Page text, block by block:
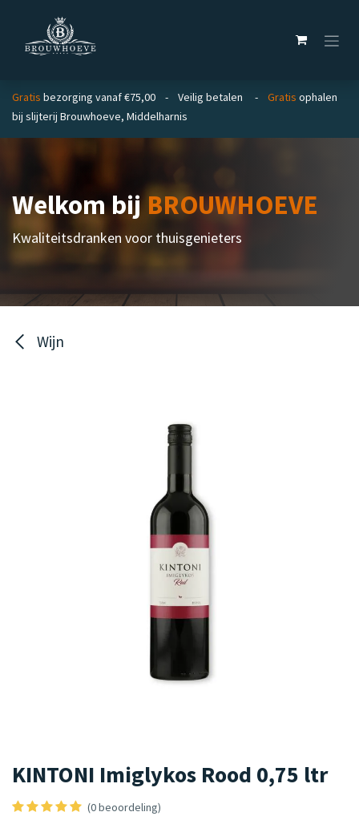
Gratis bezorging vanaf €75,00 - Veilig betalen - Gratis ophalen
bij slijterij Brouwhoeve, Middelharnis
Welkom bijBROUWHOEVE
Kwaliteitsdranken voor thuisgenieters
Wijn
KINTONI Imiglykos Rood 0,75 ltr
(0 beoordeling)